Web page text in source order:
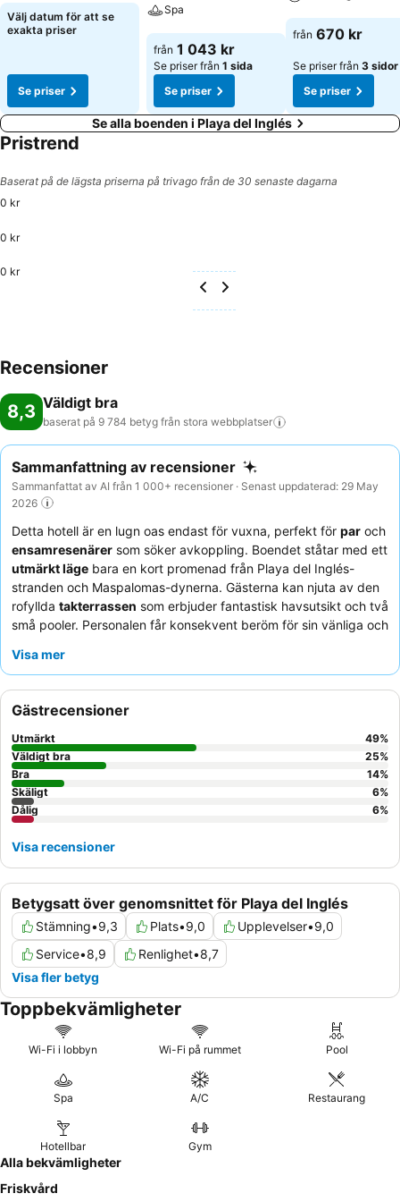
Se priser
Välj datum för att se
exakta priser
Se priser
Spa
Se priser
från 1 043 kr
Se priser från 1 sida
Se priser
Se priser
från 670 kr
Se priser från 3 sidor
Se priser
Se alla boenden i Playa del Inglés
Pristrend
Baserat på de lägsta priserna på trivago från de 30 senaste dagarna
0 kr
0 kr
0 kr
Recensioner
8,3 Väldigt bra
baserat på 9 784 betyg från stora webbplatser
Sammanfattning av recensioner
Sammanfattat av AI från 1 000+ recensioner · Senast uppdaterad: 29 May
2026
Detta hotell är en lugn oas endast för vuxna, perfekt för par och
ensamresenärer som söker avkoppling. Boendet ståtar med ett
utmärkt läge bara en kort promenad från Playa del Inglés-
stranden och Maspalomas-dynerna. Gästerna kan njuta av den
rofyllda takterrassen som erbjuder fantastisk havsutsikt och två
små pooler. Personalen får konsekvent beröm för sin vänliga och
god kvalitet som inkluderar nygjorda omeletter. För en verkligt
för att njuta av den bästa utsikten och minimera eventuellt
buller.
Visa mer
Betygsatt över genomsnittet för Playa del Inglés
Stämning•9,3 Plats•9,0 Upplevelser•9,0
Service•8,9 Renlighet•8,7
Visa fler betyg
Gästrecensioner
Utmärkt 49%
Väldigt bra
25%
Bra
14%
Skäligt
6%
Dålig
6%
Visa recensioner
Toppbekvämligheter
Wi-Fi i lobbyn Wi-Fi på rummet Pool
Spa A/C Restaurang
Hotellbar Gym
Alla bekvämligheter
Friskvård